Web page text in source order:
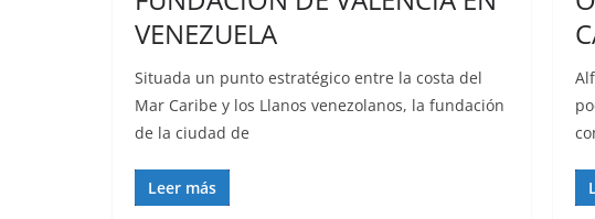
VENEZUELA
Situada un punto estratégico entre la costa del
Mar Caribe y los Llanos venezolanos, la fundación
de la ciudad de
Leer más